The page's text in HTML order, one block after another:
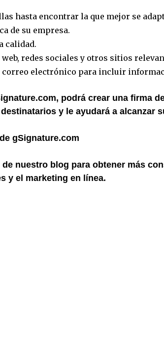
hasta encontrar la que mejor se
de su empresa.
calidad.
redes sociales y otros sitios
electrónico para incluir
podrá crear una firma
y le ayudará a alcanzar
gSignature.com
nuestro blog para obtener más
y el marketing en línea.